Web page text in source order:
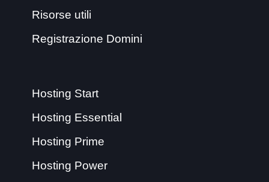
Risorse utili
Registrazione Domini
Hosting Start
Hosting Essential
Hosting Prime
Hosting Power